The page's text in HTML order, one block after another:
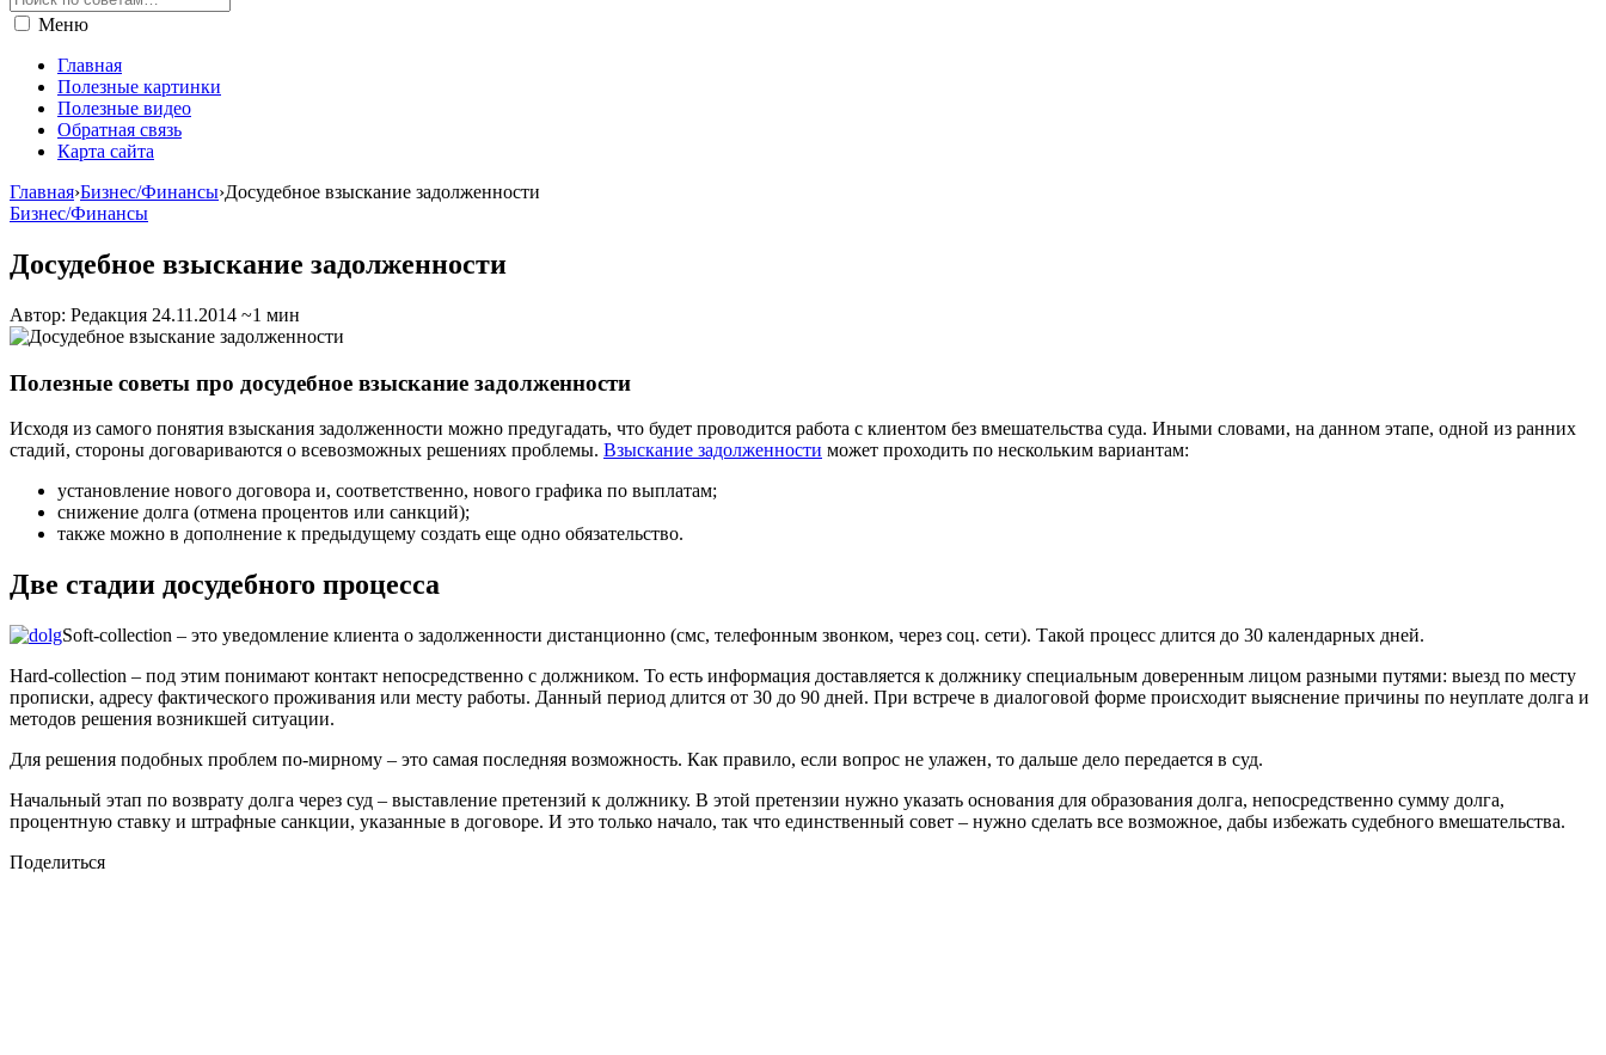
Меню
Главная
Полезные картинки
Полезные видео
Обратная связь
Карта сайта
Главная›Бизнес/Финансы›Досудебное взыскание задолженности
Бизнес/Финансы
Досудебное взыскание задолженности
Автор: Редакция 24.11.2014 ~1 мин
Полезные советы про досудебное взыскание задолженности
Исходя из самого понятия взыскания задолженности можно предугадать, что будет проводится работа с клиентом без вмешательства суда. Иными словами, на данном этапе, одной из ранних
стадий, стороны договариваются о всевозможных решениях проблемы. Взыскание задолженности может проходить по нескольким вариантам:
установление нового договора и, соответственно, нового графика по выплатам;
снижение долга (отмена процентов или санкций);
также можно в дополнение к предыдущему создать еще одно обязательство.
Две стадии досудебного процесса
Soft-collection – это уведомление клиента о задолженности дистанционно (смс, телефонным звонком, через соц. сети). Такой процесс длится до 30 календарных дней.
Hard-collection – под этим понимают контакт непосредственно с должником. То есть информация доставляется к должнику специальным доверенным лицом разными путями: выезд по месту
прописки, адресу фактического проживания или месту работы. Данный период длится от 30 до 90 дней. При встрече в диалоговой форме происходит выяснение причины по неуплате долга и
методов решения возникшей ситуации.
Для решения подобных проблем по-мирному – это самая последняя возможность. Как правило, если вопрос не улажен, то дальше дело передается в суд.
Начальный этап по возврату долга через суд – выставление претензий к должнику. В этой претензии нужно указать основания для образования долга, непосредственно сумму долга,
процентную ставку и штрафные санкции, указанные в договоре. И это только начало, так что единственный совет – нужно сделать все возможное, дабы избежать судебного вмешательства.
Поделиться